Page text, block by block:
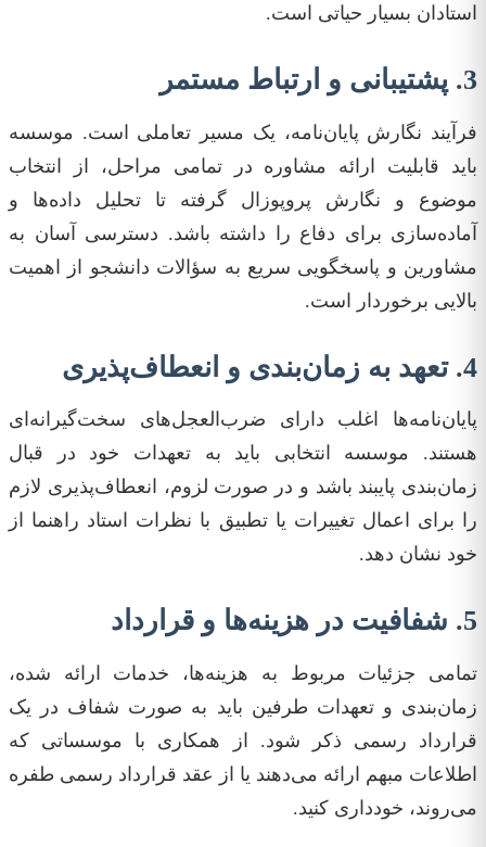
استادان بسیار حیاتی است.
3. پشتیبانی و ارتباط مستمر
فرآیند نگارش پایان‌نامه، یک مسیر تعاملی است. موسسه
باید قابلیت ارائه مشاوره در تمامی مراحل، از انتخاب
موضوع و نگارش پروپوزال گرفته تا تحلیل داده‌ها و
آماده‌سازی برای دفاع را داشته باشد. دسترسی آسان به
مشاورین و پاسخگویی سریع به سؤالات دانشجو از اهمیت
بالایی برخوردار است.
4. تعهد به زمان‌بندی و انعطاف‌پذیری
پایان‌نامه‌ها اغلب دارای ضرب‌العجل‌های سخت‌گیرانه‌ای
هستند. موسسه انتخابی باید به تعهدات خود در قبال
زمان‌بندی پایبند باشد و در صورت لزوم، انعطاف‌پذیری لازم
را برای اعمال تغییرات یا تطبیق با نظرات استاد راهنما از
خود نشان دهد.
5. شفافیت در هزینه‌ها و قرارداد
تمامی جزئیات مربوط به هزینه‌ها، خدمات ارائه شده،
زمان‌بندی و تعهدات طرفین باید به صورت شفاف در یک
قرارداد رسمی ذکر شود. از همکاری با موسساتی که
اطلاعات مبهم ارائه می‌دهند یا از عقد قرارداد رسمی طفره
می‌روند، خودداری کنید.